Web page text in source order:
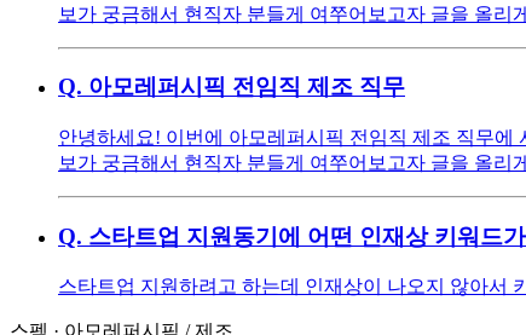
보가 궁금해서 현직자 분들게 여쭈어보고자 글을 올리
Q. 아모레퍼시픽 전임직 제조 직무
안녕하세요! 이번에 아모레퍼시픽 전임직 제조 직무
보가 궁금해서 현직자 분들게 여쭈어보고자 글을 올리
Q. 스타트업 지원동기에 어떤 인재상 키워드
스타트업 지원하려고 하는데 인재상이 나오지 않아서